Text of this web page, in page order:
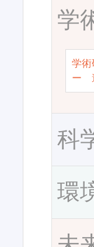
学
学術
ー
科
環